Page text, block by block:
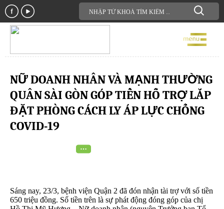
NỮ DOANH NHÂN VÀ MẠNH THƯỜNG
QUÂN SÀI GÒN GÓP TIỀN HỖ TRỢ LẮP
ĐẶT PHÒNG CÁCH LY ÁP LỰC CHỐNG
COVID-19
Sáng nay, 23/3, bệnh viện Quận 2 đã đón nhận tài trợ với số tiền
650 triệu đồng. Số tiền trên là sự phát động đóng góp của chị